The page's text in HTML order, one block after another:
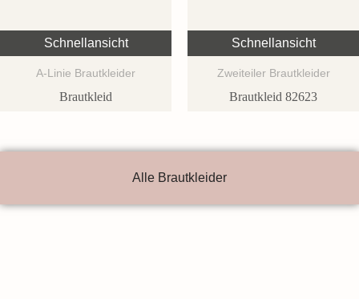
Schnellansicht
A-Linie Brautkleider
Brautkleid
Schnellansicht
Zweiteiler Brautkleider
Brautkleid 82623
Alle Brautkleider